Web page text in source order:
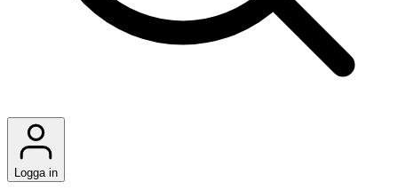
Logga in